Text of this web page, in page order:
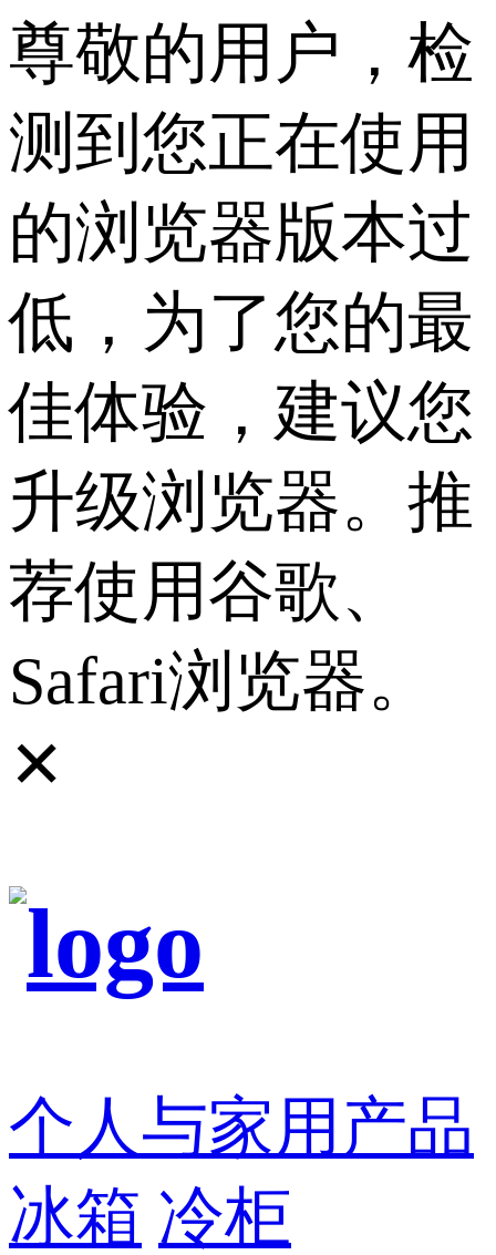
尊敬的用户，检
测到您正在使用
的浏览器版本过
低，为了您的最
佳体验，建议您
升级浏览器。推
荐使用谷歌、
Safari浏览器。
✕
个人与家用产品
冰箱 冷柜